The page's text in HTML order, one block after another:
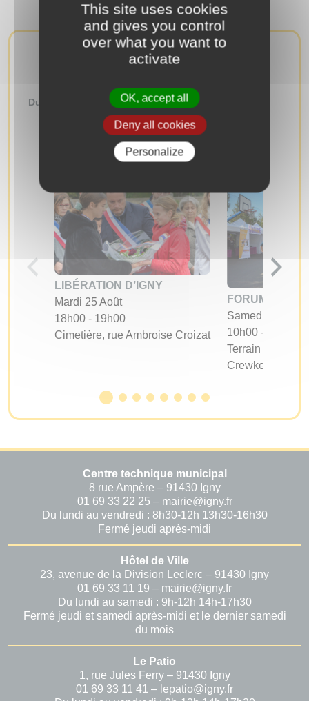
AUTRES ÉVÉNEMENTS
Du au
RECHERCHER
LIBÉRATION D’IGNY
Mardi 25 Août
18h00 - 19h00
Cimetière, rue Ambroise Croizat
FORUM DES
Samedi 05
10h00 - 17h00
Terrain
Crewkerne
Centre technique municipal
8 rue Ampère – 91430 Igny
01 69 33 22 25 – mairie@igny.fr
Du lundi au vendredi : 8h30-12h 13h30-16h30
Fermé jeudi après-midi
Hôtel de Ville
23, avenue de la Division Leclerc – 91430 Igny
01 69 33 11 19 – mairie@igny.fr
Du lundi au samedi : 9h-12h 14h-17h30
Fermé jeudi et samedi après-midi et le dernier samedi
du mois
Le Patio
1, rue Jules Ferry – 91430 Igny
01 69 33 11 41 – lepatio@igny.fr
This site uses cookies
and gives you control
over what you want to
activate
OK, accept all
Deny all cookies
Personalize